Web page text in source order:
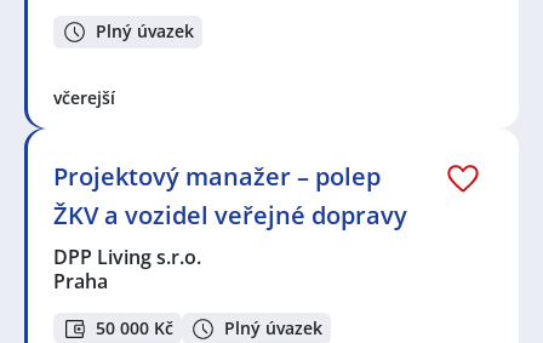
Plný úvazek
včerejší
Projektový manažer – polep
ŽKV a vozidel veřejné dopravy
DPP Living s.r.o.
Praha
50 000 Kč Plný úvazek